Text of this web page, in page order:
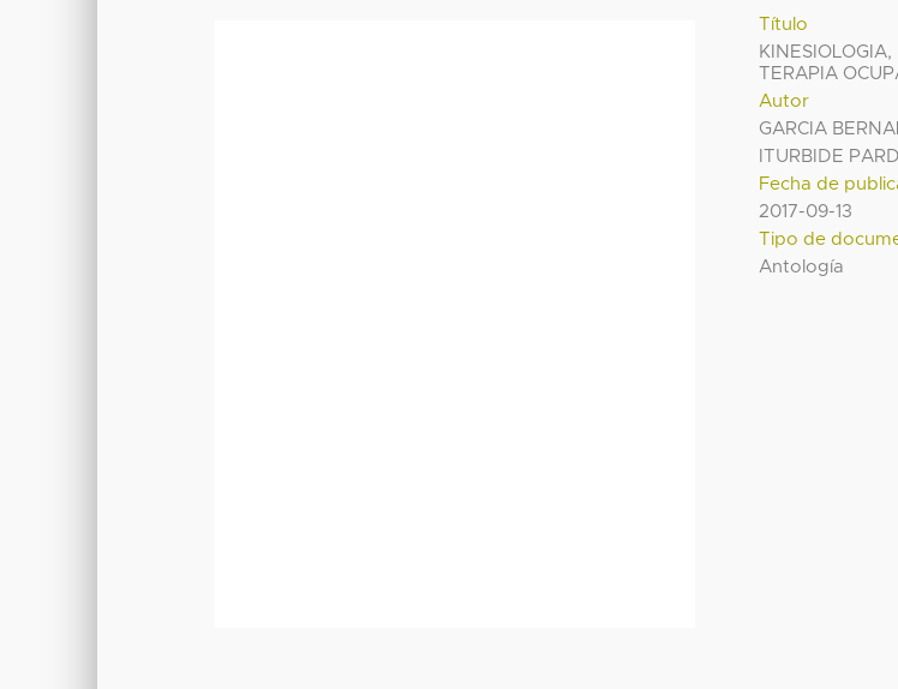
Título
TERAPIA
Autor
GARCIA
ITURBIDE
Fecha de
2017-09-13
Tipo de
Antología